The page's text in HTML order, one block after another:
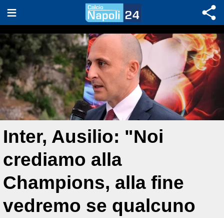
Inter, Ausilio: "Noi
crediamo alla
Champions, alla fine
vedremo se qualcuno